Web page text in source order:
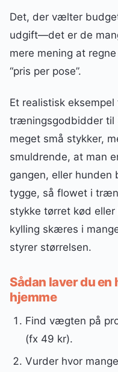
Det, der vælter
udgift—det er de
mere mening at
“pris per pose”.
Et realistisk
træningsgodbidder til
meget små stykker,
smuldrende, at man
gangen, eller
tygge, så flowet i
stykke tørret kød
kylling skæres i
styrer størrelsen.
Sådan laver du
hjemme
Find vægten på
(fx 49 kr).
Vurder hvor